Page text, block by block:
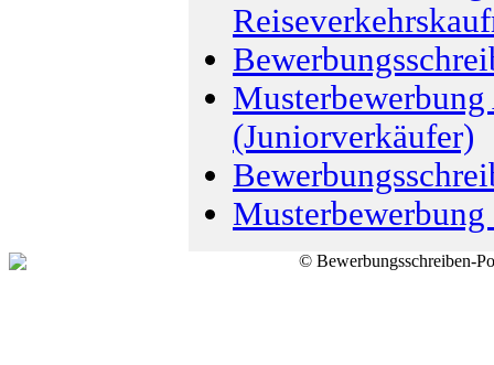
(Juniorverkäufer)
© Bewerbungsschreiben-